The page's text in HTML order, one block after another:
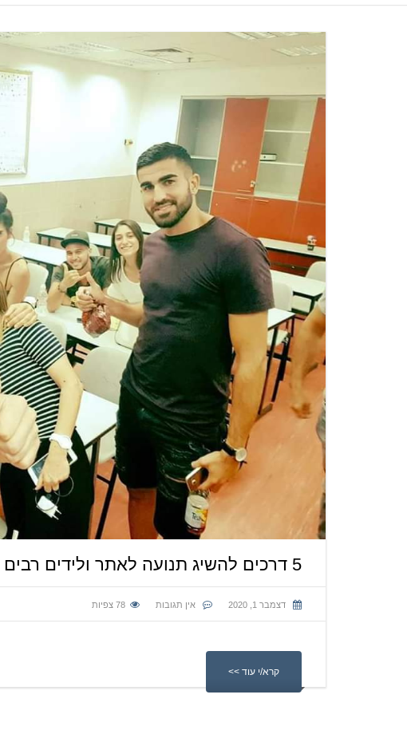
5 דרכים להשיג תנועה לאתר ולידים רבים באמצעות קידום אתרים אורגני בגוגל
דצמבר 1, 2020 אין תגובות 78 צפיות
קרא/י עוד >>